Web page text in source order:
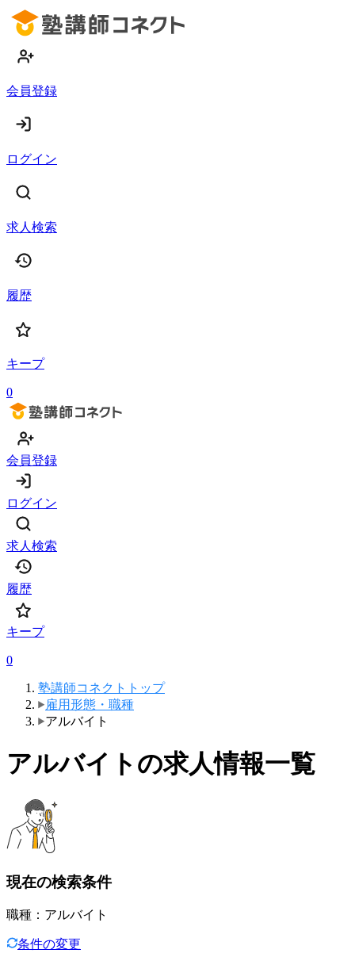
会員登録
ログイン
求人検索
履歴
キープ
0
会員登録
ログイン
求人検索
履歴
キープ
0
塾講師コネクトトップ
雇用形態・職種
アルバイト
アルバイトの求人情報一覧
現在の検索条件
職種：アルバイト
条件の変更